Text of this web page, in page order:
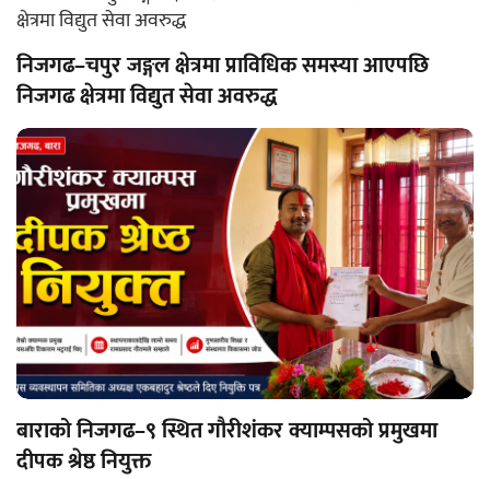
निजगढ–चपुर जङ्गल क्षेत्रमा प्राविधिक समस्या आएपछि
निजगढ क्षेत्रमा विद्युत सेवा अवरुद्ध
बाराको निजगढ–९ स्थित गौरीशंकर क्याम्पसको प्रमुखमा
दीपक श्रेष्ठ नियुक्त